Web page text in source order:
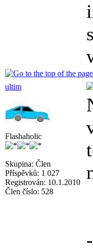
ultim
Flashaholic
Skupina: Člen
Příspěvků: 1 027
Registrován: 10.1.2010
Člen číslo: 528